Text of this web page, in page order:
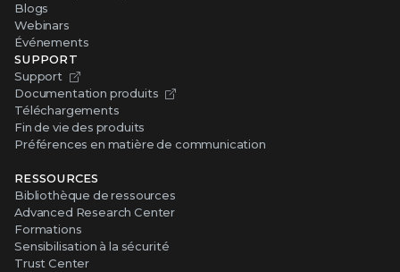
Blogs
Webinars
Événements
SUPPORT
Support
Documentation produits
Téléchargements
Fin de vie des produits
Préférences en matière de communication
RESSOURCES
Bibliothèque de ressources
Advanced Research Center
Formations
Sensibilisation à la sécurité
Trust Center